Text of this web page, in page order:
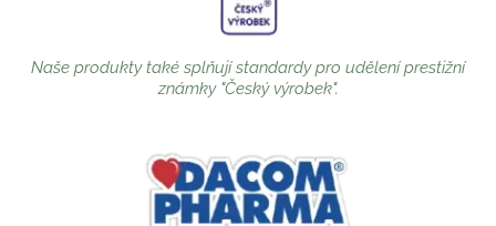
Naše produkty také splňují standardy pro udělení prestižní
známky "Český výrobek".